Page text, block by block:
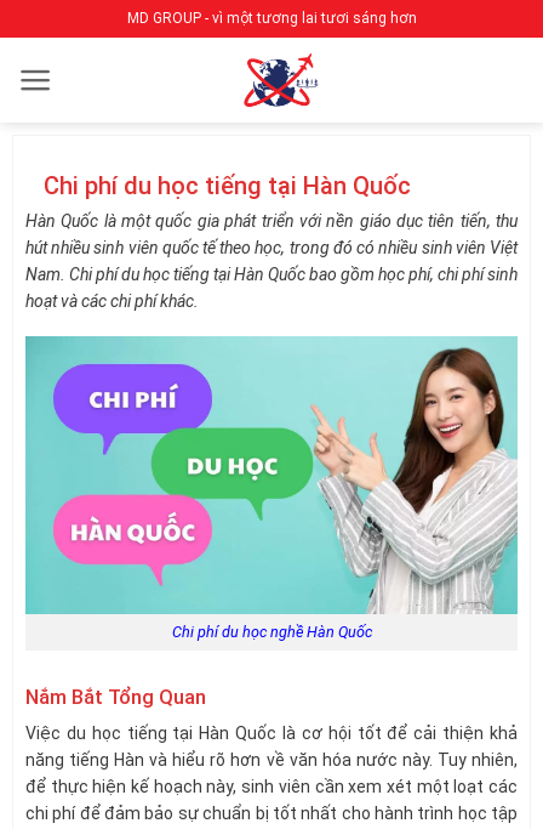
qua
nội
MD GROUP - vì một tương lai tươi sáng hơn
Chi phí du học tiếng tại Hàn Quốc
Hàn Quốc là một quốc gia phát triển với nền giáo dục tiên tiến, thu
hút nhiều sinh viên quốc tế theo học, trong đó có nhiều sinh viên Việt
Nam. Chi phí du học tiếng tại Hàn Quốc bao gồm học phí, chi phí sinh
hoạt và các chi phí khác.
Chi phí du học nghề Hàn Quốc
Nắm Bắt Tổng Quan
Việc du học tiếng tại Hàn Quốc là cơ hội tốt để cải thiện khả
năng tiếng Hàn và hiểu rõ hơn về văn hóa nước này. Tuy nhiên,
để thực hiện kế hoạch này, sinh viên cần xem xét một loạt các
chi phí để đảm bảo sự chuẩn bị tốt nhất cho hành trình học tập